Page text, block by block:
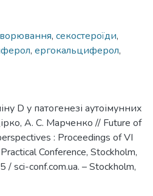
, секостероїди,
, ергокальциферол,
D у патогенезі аутоімунних
А. С. Марченко // Future of
: Proceedings of VI
Conference, Stockholm,
sci-conf.com.ua. – Stockholm,